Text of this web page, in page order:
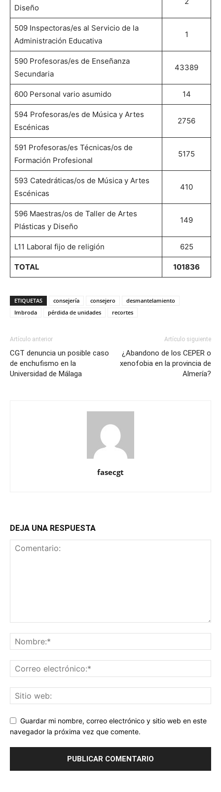
Diseño
509 Inspectoras/es al Servicio de la
Administración Educativa
1
590 Profesoras/es de Enseñanza
Secundaria
43389
600 Personal vario asumido 14
594 Profesoras/es de Música y Artes
Escénicas
2756
591 Profesoras/es Técnicas/os de
Formación Profesional
5175
593 Catedráticas/os de Música y Artes
Escénicas
410
596 Maestras/os de Taller de Artes
Plásticas y Diseño
149
L11 Laboral fijo de religión 625
TOTAL 101836
ETIQUETAS consejería consejero
desmantelamiento
Imbroda
pérdida de unidades recortes
Artículo anterior
CGT denuncia un posible caso
de enchufismo en la
Universidad de Málaga
Artículo siguiente
¿Abandono de los CEPER o
xenofobia en la provincia de
Almería?
fasecgt
DEJA UNA RESPUESTA
Guardar mi nombre, correo electrónico y sitio web en este
navegador la próxima vez que comente.